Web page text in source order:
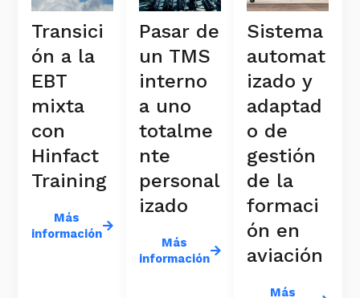
Transici
ón a la
EBT
mixta
con
Hinfact
Training
Más
información
Pasar de
un TMS
interno
a uno
totalme
nte
personal
izado
Más
información
Sistema
automat
izado y
adaptad
o de
gestión
de la
formaci
ón en
aviación
Más